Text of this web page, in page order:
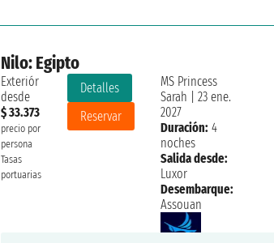
Nilo: Egipto
Exteriór
desde
$ 33.373
precio por
persona
Tasas
portuarias
Detalles
Reservar
MS Princess
Sarah
23 ene.
2027
Duración: 4
noches
Salida desde:
Luxor
Desembarque:
Assouan